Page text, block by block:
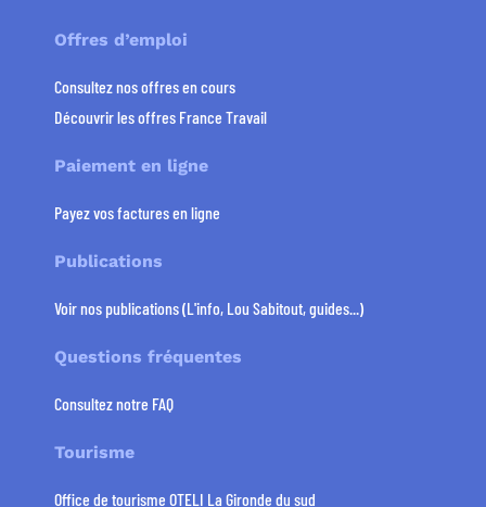
Offres d’emploi
Consultez nos offres en cours
Découvrir les offres France Travail
Paiement en ligne
Payez vos factures en ligne
Publications
Voir nos publications (L'info, Lou Sabitout, guides...)
Questions fréquentes
Consultez notre FAQ
Tourisme
Office de tourisme OTELI La Gironde du sud